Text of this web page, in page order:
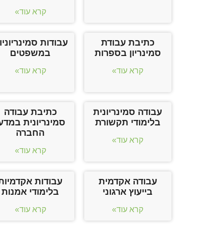
קרא עוד»
כתיבת עבודת
סמינריון בספרות
קרא עוד»
עבודות
במשפטים
קרא עוד»
עבודה סמינריונית
בלימודי תקשורת
קרא עוד»
כתיבת עבודה
סמינריונית
החברה
קרא עוד»
עבודה אקדמית
בייעוץ ארגוני
קרא עוד»
עבודות
בלימודי אמנות
קרא עוד»